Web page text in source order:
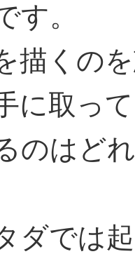
す。
描くの
に取っ
のはど
ダでは